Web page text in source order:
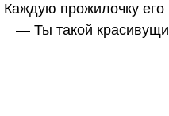
Каждую прожилочку его
— Ты такой